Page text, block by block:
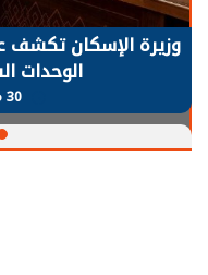
وزيرة الإسكان تكشف
الوحدات